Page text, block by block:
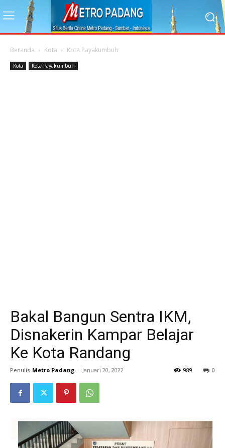
Beranda Kota Kota Payakumbuh
Kota Kota Payakumbuh
Bakal Bangun Sentra IKM,
Disnakerin Kampar Belajar
Ke Kota Randang
Penulis Metro Padang - Januari 20, 2022 0
989